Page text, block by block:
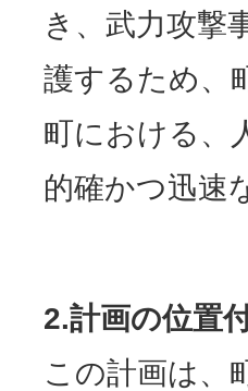
き、武力攻撃
護するため、
町における、
的確かつ迅速
2.計画の位置
この計画は、